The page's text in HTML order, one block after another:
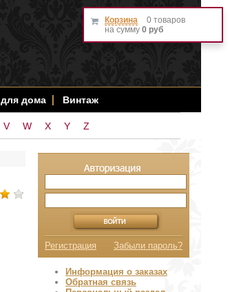
дома Винтаж
V W X Y Z
Корзина
0 товаров
на сумму 0 руб
Регистрация Забыли пароль?
Информация о заказах
Обратная связь